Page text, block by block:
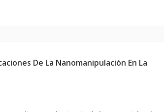
De La Nanomanipulación En La